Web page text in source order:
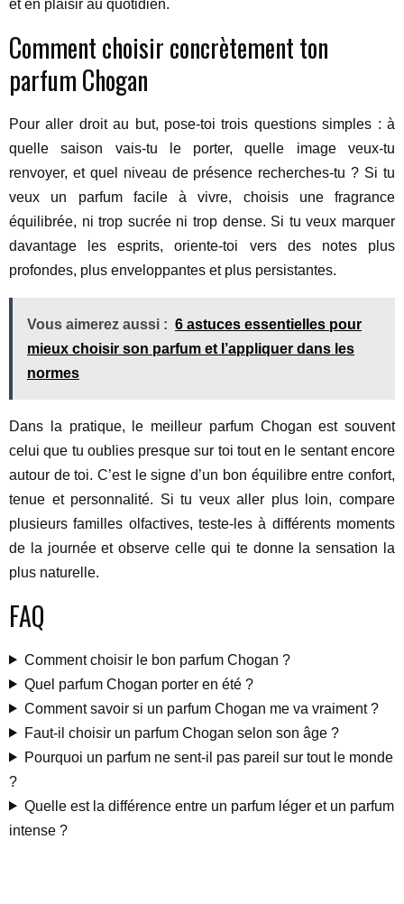
et en plaisir au quotidien.
Comment choisir concrètement ton
parfum Chogan
Pour aller droit au but, pose-toi trois questions simples : à
quelle saison vais-tu le porter, quelle image veux-tu
renvoyer, et quel niveau de présence recherches-tu ? Si tu
veux un parfum facile à vivre, choisis une fragrance
équilibrée, ni trop sucrée ni trop dense. Si tu veux marquer
davantage les esprits, oriente-toi vers des notes plus
profondes, plus enveloppantes et plus persistantes.
Vous aimerez aussi : 6 astuces essentielles pour
mieux choisir son parfum et l’appliquer dans les
normes
Dans la pratique, le meilleur parfum Chogan est souvent
celui que tu oublies presque sur toi tout en le sentant encore
autour de toi. C’est le signe d’un bon équilibre entre confort,
tenue et personnalité. Si tu veux aller plus loin, compare
plusieurs familles olfactives, teste-les à différents moments
de la journée et observe celle qui te donne la sensation la
plus naturelle.
FAQ
Comment choisir le bon parfum Chogan ?
Quel parfum Chogan porter en été ?
Comment savoir si un parfum Chogan me va vraiment ?
Faut-il choisir un parfum Chogan selon son âge ?
Pourquoi un parfum ne sent-il pas pareil sur tout le monde
?
Quelle est la différence entre un parfum léger et un parfum
intense ?